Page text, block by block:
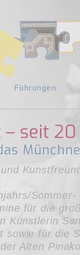
Führungen
seit
für die
Künstlerin
sowie für die
Alten